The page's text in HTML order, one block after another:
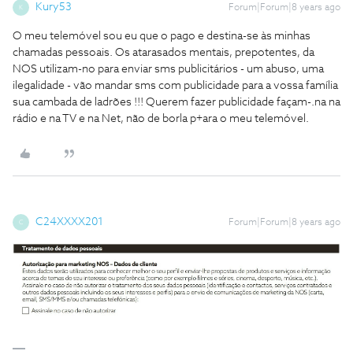
K Kury53 Forum|Forum|8 years ago
O meu telemóvel sou eu que o pago e destina-se às minhas
chamadas pessoais. Os atarasados mentais, prepotentes, da
NOS utilizam-no para enviar sms publicitários - um abuso, uma
ilegalidade - vão mandar sms com publicidade para a vossa família
sua cambada de ladrões !!! Querem fazer publicidade façam-.na na
rádio e na TV e na Net, não de borla p+ara o meu telemóvel.
C C24XXXX201 Forum|Forum|8 years ago